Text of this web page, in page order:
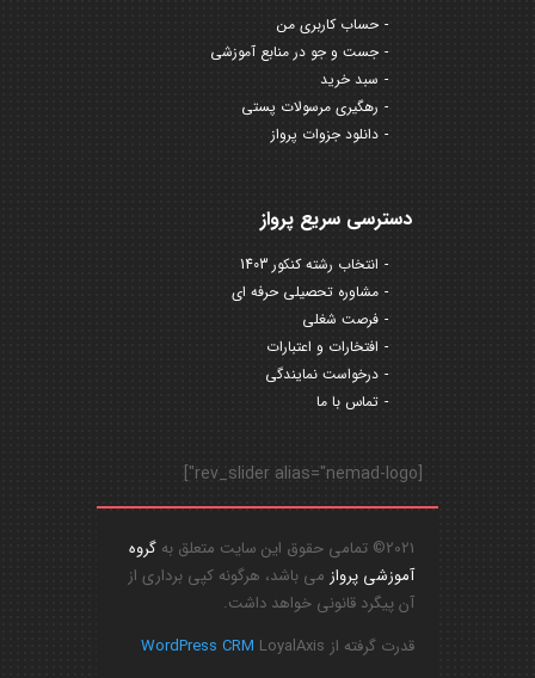
حساب کاربری من
جست و جو در منابع آموزشی
سبد خرید
رهگیری مرسولات پستی
دانلود جزوات پرواز
دسترسی سریع پرواز
انتخاب رشته کنکور 1403
مشاوره تحصیلی حرفه ای
فرصت شغلی
افتخارات و اعتبارات
درخواست نمایندگی
تماس با ما
[rev_slider alias="nemad-logo"]
2021© تمامی حقوق این سایت متعلق به
گروه
آموزشی پرواز می باشد، هرگونه کپی برداری از
آن پیگرد قانونی خواهد داشت.
قدرت گرفته از
WordPress CRM LoyalAxis